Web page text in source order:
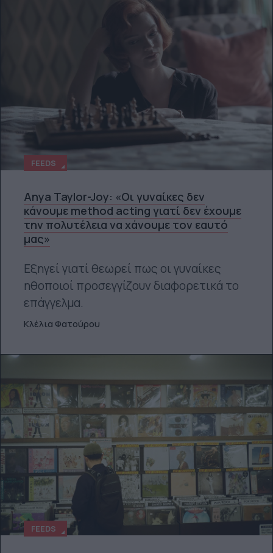
FEEDS
Anya Taylor-Joy: «Οι γυναίκες δεν
κάνουμε method acting γιατί δεν έχουμε
την πολυτέλεια να χάνουμε τον εαυτό
μας»
Εξηγεί γιατί θεωρεί πως οι γυναίκες
ηθοποιοί προσεγγίζουν διαφορετικά το
επάγγελμα.
Κλέλια Φατούρου
FEEDS